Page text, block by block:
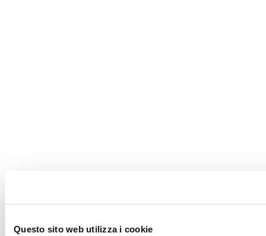
Questo sito web utilizza i cookie